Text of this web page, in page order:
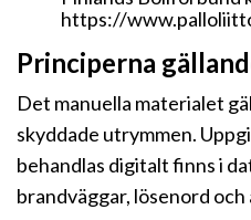
https://
Principerna
Det manuella materialet
skyddade utrymmen.
behandlas digitalt finns i
brandväggar, lösenord